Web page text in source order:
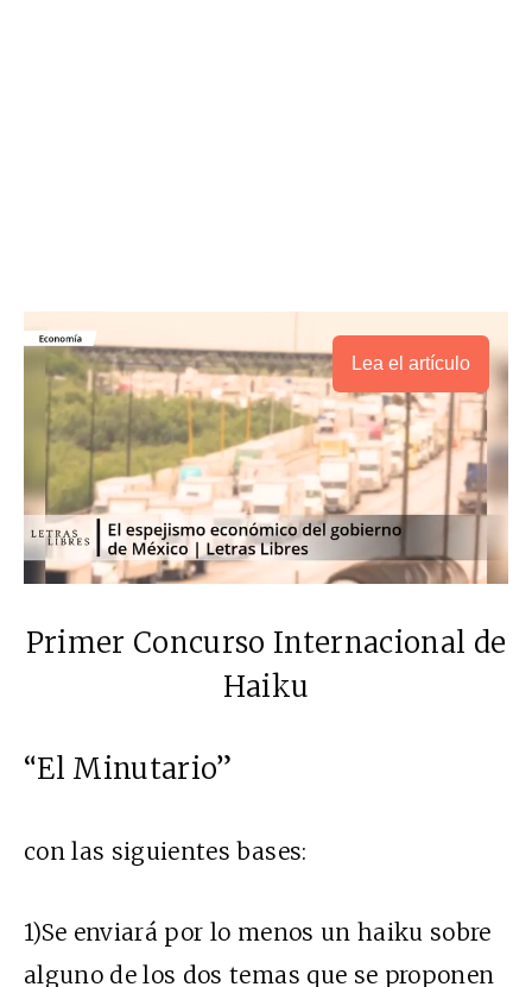
Lea el artículo
Primer Concurso Internacional de
Haiku
“El Minutario”
con las siguientes bases:
1)Se enviará por lo menos un haiku sobre
alguno de los dos temas que se proponen